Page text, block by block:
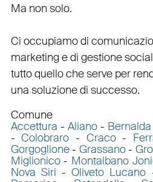
Ma non solo.
Ci occupiamo di
marketing e di gestione
tutto quello che serve per
una soluzione di successo.
Comune
Accettura - Aliano- Bernalda
-Colobraro - Craco-
Gorgoglione- Grassano-
Miglionico- Montalbano
Nova Siri -Oliveto Lucano